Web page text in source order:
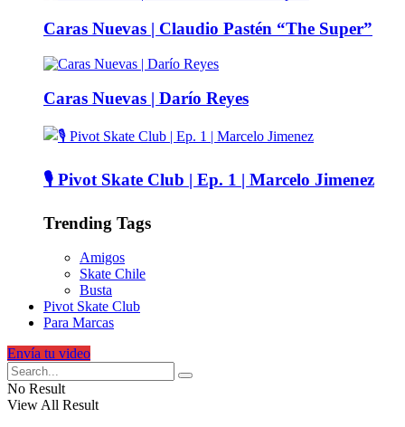
Caras Nuevas | Claudio Pastén “The Super”
Caras Nuevas | Darío Reyes
🎙️ Pivot Skate Club | Ep. 1 | Marcelo Jimenez
Trending Tags
Amigos
Skate Chile
Busta
Pivot Skate Club
Para Marcas
Envía tu video
No Result
View All Result